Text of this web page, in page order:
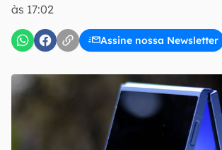
às 17:02
Assine nossa Newsletter
Confirmo que li, aceito e concordo com os